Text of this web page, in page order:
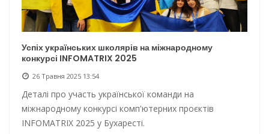
Успіх українських школярів на міжнародному
конкурсі INFOMATRIX 2025
26 Травня 2025 13:54
Деталі про участь української команди на
міжнародному конкурсі комп'ютерних проєктів
INFOMATRIX 2025 у Бухаресті.